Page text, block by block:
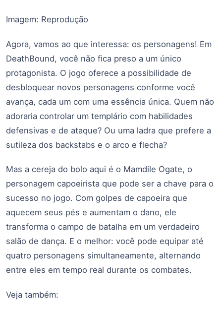
Imagem: Reprodução
Agora, vamos ao que interessa: os personagens! Em
DeathBound, você não fica preso a um único
protagonista. O jogo oferece a possibilidade de
desbloquear novos personagens conforme você
avança, cada um com uma essência única. Quem não
adoraria controlar um templário com habilidades
defensivas e de ataque? Ou uma ladra que prefere a
sutileza dos backstabs e o arco e flecha?
Mas a cereja do bolo aqui é o Mamdile Ogate, o
personagem capoeirista que pode ser a chave para o
sucesso no jogo. Com golpes de capoeira que
aquecem seus pés e aumentam o dano, ele
transforma o campo de batalha em um verdadeiro
salão de dança. E o melhor: você pode equipar até
quatro personagens simultaneamente, alternando
entre eles em tempo real durante os combates.
Veja também: